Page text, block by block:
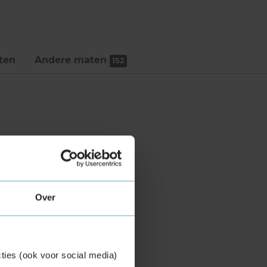
Over
(ook voor social media)
Andere maten 152